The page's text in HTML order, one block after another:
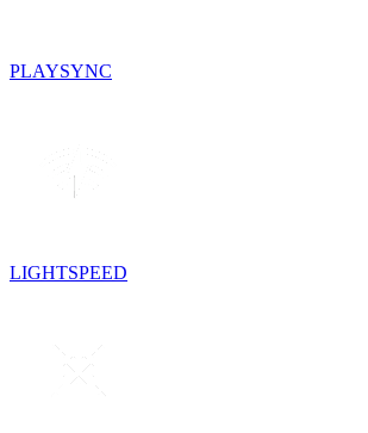
PLAYSYNC
LIGHTSPEED